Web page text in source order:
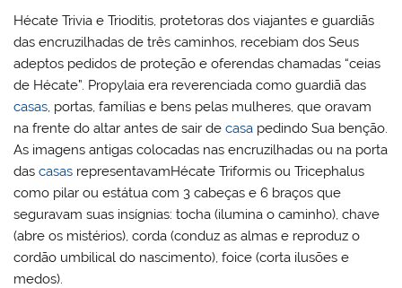
Hécate Trivia e Trioditis, protetoras dos viajantes e guardiãs
das encruzilhadas de três caminhos, recebiam dos Seus
adeptos pedidos de proteção e oferendas chamadas “ceias
de Hécate”. Propylaia era reverenciada como guardiã das
casas , portas, famílias e bens pelas mulheres, que oravam
na frente do altar antes de sair decasa pedindo Sua benção.
As imagens antigas colocadas nas encruzilhadas ou na porta
dascasas representavamHécate Triformis ou Tricephalus
como pilar ou estátua com 3 cabeças e 6 braços que
seguravam suas insígnias: tocha (ilumina o caminho), chave
(abre os mistérios), corda (conduz as almas e reproduz o
cordão umbilical do nascimento), foice (corta ilusões e
medos).